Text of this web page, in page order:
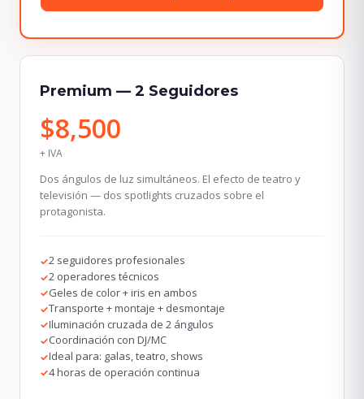
Premium — 2 Seguidores
$8,500
+ IVA
Dos ángulos de luz simultáneos. El efecto de teatro y
televisión — dos spotlights cruzados sobre el
protagonista.
✓2 seguidores profesionales
✓2 operadores técnicos
✓Geles de color + iris en ambos
✓Transporte + montaje + desmontaje
✓Iluminación cruzada de 2 ángulos
✓Coordinación con DJ/MC
✓Ideal para: galas, teatro, shows
✓4 horas de operación continua